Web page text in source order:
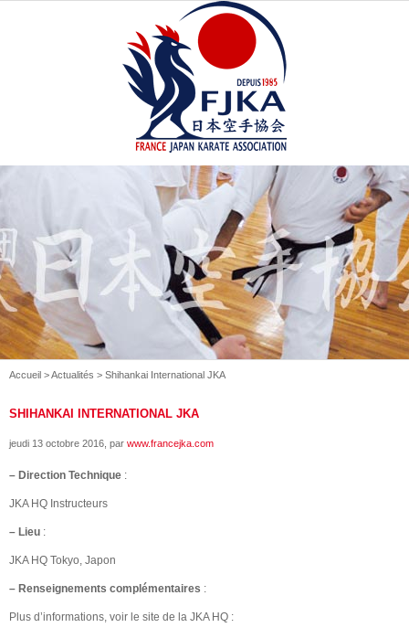
Accueil >Actualités > Shihankai International JKA
SHIHANKAI INTERNATIONAL JKA
jeudi 13 octobre 2016 , par www.francejka.com
– Direction Technique :
JKA HQ Instructeurs
– Lieu :
JKA HQ Tokyo, Japon
– Renseignements complémentaires :
Plus d’informations, voir le site de la JKA HQ :